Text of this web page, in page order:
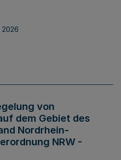
2026
von
dem Gebiet des
Nordrhein-
NRW -